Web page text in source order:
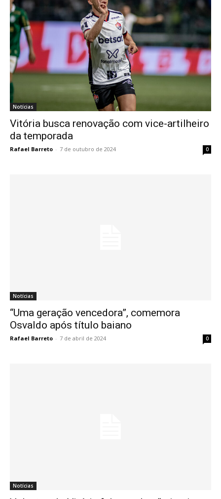
Notícias
Vitória busca renovação com vice-artilheiro
da temporada
Rafael Barreto - 7 de outubro de 2024 0
Notícias
“Uma geração vencedora”, comemora
Osvaldo após título baiano
Rafael Barreto - 7 de abril de 2024 0
Notícias